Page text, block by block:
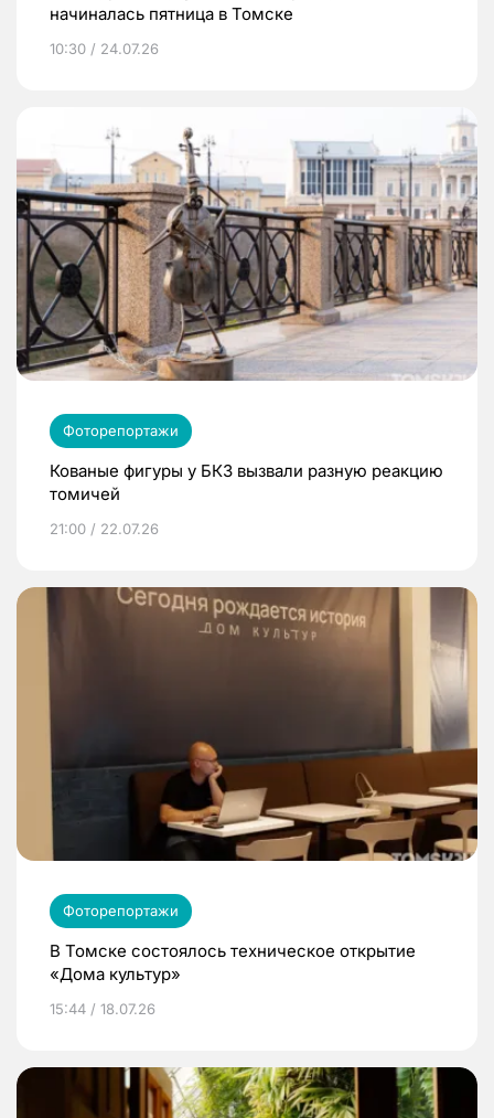
начиналась пятница в Томске
10:30 / 24.07.26
Фоторепортажи
Кованые фигуры у БКЗ вызвали разную реакцию
томичей
21:00 / 22.07.26
Фоторепортажи
В Томске состоялось техническое открытие
«Дома культур»
15:44 / 18.07.26